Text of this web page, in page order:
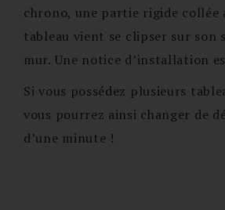
chrono, une partie rigide collée
tableau vient se clipser sur son
mur. Une notice d’installation
Si vous possédez plusieurs
vous pourrez ainsi changer de
d’une minute !